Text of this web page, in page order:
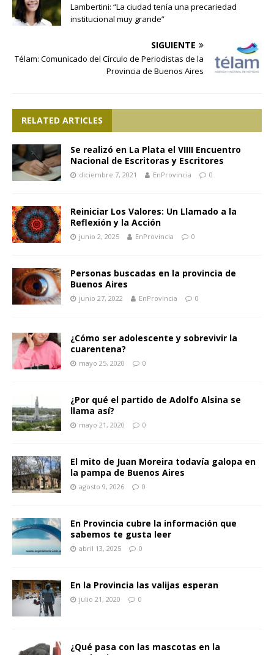
Lambertini: “La ciudad tenía una precariedad
institucional muy grande”
SIGUIENTE
Télam: Comunicado del Círculo de Periodistas de la
Provincia de Buenos Aires
RELATED ARTICLES
Se realizó en La Plata el VIIII Encuentro
Nacional de Escritoras y Escritores
diciembre 7, 2021 EnProvincia 0
Reiniciar Los Valores: Un Llamado a la
Reflexión y la Acción
junio 2, 2025 EnProvincia 0
Personas buscadas en la provincia de
Buenos Aires
junio 27, 2022 EnProvincia 0
¿Cómo ser adolescente y sobrevivir la
cuarentena?
mayo 25, 2020 0
¿Por qué el partido de Adolfo Alsina se
llama así?
mayo 21, 2020 0
El mito de Juan Moreira todavía galopa en
la pampa de Buenos Aires
agosto 9, 2026 0
En Provincia cubre la información que
sabemos te gusta leer
abril 13, 2025 0
En la Provincia las valijas esperan
julio 21, 2020 0
¿Qué pasa con las mascotas en la